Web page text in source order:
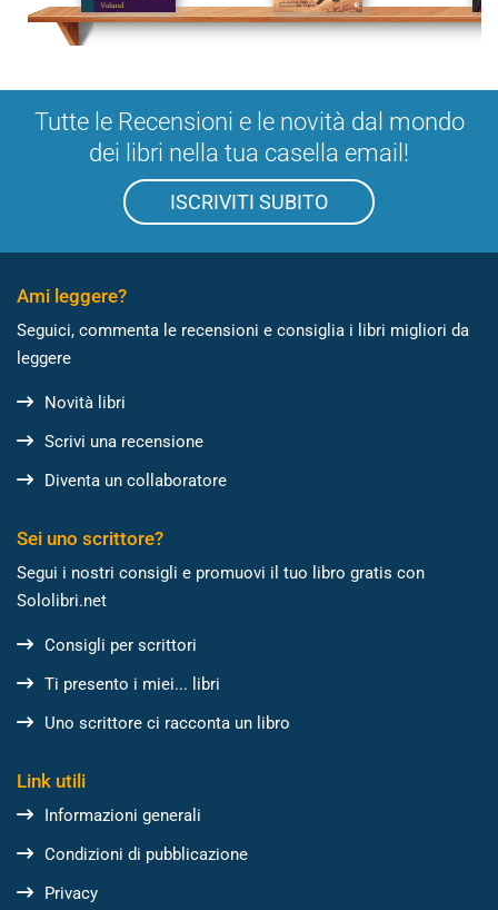
Tutte le Recensioni e le novità dal mondo
dei libri nella tua casella email!
ISCRIVITI SUBITO
Ami leggere?
Seguici, commenta le recensioni e consiglia i libri migliori da
leggere
Novità libri
Scrivi una recensione
Diventa un collaboratore
Sei uno scrittore?
Segui i nostri consigli e promuovi il tuo libro gratis con
Sololibri.net
Consigli per scrittori
Ti presento i miei... libri
Uno scrittore ci racconta un libro
Link utili
Informazioni generali
Condizioni di pubblicazione
Privacy